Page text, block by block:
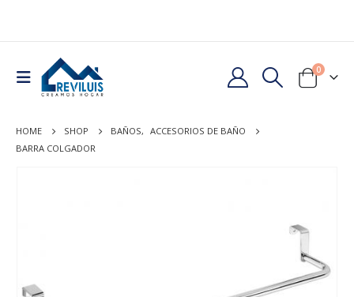
0
HOME SHOP BAÑOS, ACCESORIOS DE BAÑO
BARRA COLGADOR